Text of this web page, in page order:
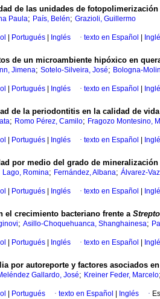
de las unidades de
Paula; País, Belén; Grazioli, Guillermo
Portugués Inglés · texto en Español
de un microambiente hipóxico en
Jimena; Sotelo-Silveira, José; Bologna-
Portugués Inglés · texto en Español
de la periodontitis en la calidad de
; Romo Pérez, Camilo; Fragozo Montesino,
Portugués Inglés · texto en Español
por medio del grado de
Lago, Romina; Fernández, Albana; Álvarez-
Portugués Inglés · texto en Español
el crecimiento bacteriano frente a
; Asillo-Choquehuanca, Shanghainesa;
Portugués Inglés · texto en Español
por autoreporte y factores asociados
Gallardo, José; Kreiner Feder, Marcelo;
Portugués · texto en Español Inglés ·